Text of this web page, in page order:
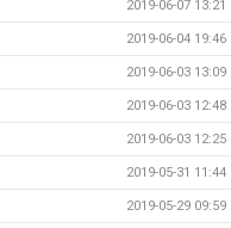
2019-06-07 13:21
2019-06-04 19:46
2019-06-03 13:09
2019-06-03 12:48
2019-06-03 12:25
2019-05-31 11:44
2019-05-29 09:59